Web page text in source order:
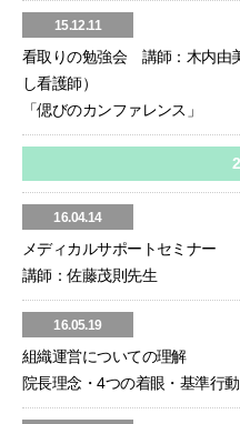
15.12.11
看取りの勉強会 講師：木内由
し看護師）
「偲びのカンファレンス」
16.04.14
メディカルサポートセミナー
講師：佐藤茂則先生
16.05.19
組織運営についての理解
院長理念・4つの着眼・基準行動